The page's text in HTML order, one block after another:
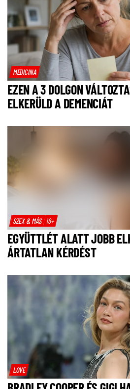
MEDICINA
EZEN A 3 DOLGON
ELKERÜLD A DEMENCIÁT
SZEX & MÁS 18+
EGYÜTTLÉT ALATT JOBB
ÁRTATLAN KÉRDÉST
LOVE